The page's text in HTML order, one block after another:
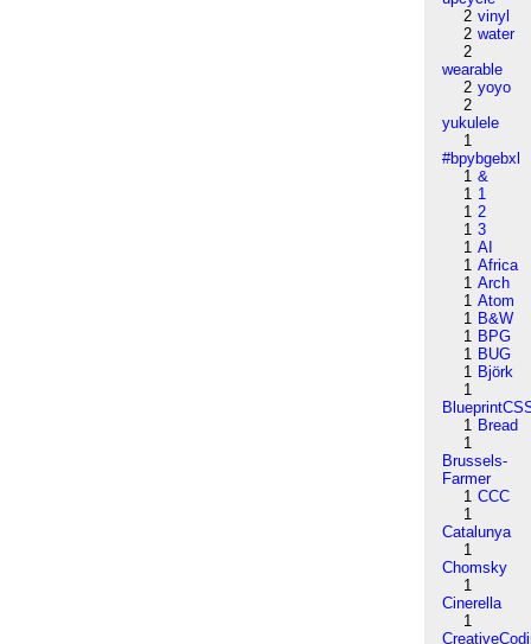
2 vinyl
2 water
2
wearable
2 yoyo
2
yukulele
1
#bpybgebxl
1 &
1 1
1 2
1 3
1 AI
1 Africa
1 Arch
1 Atom
1 B&W
1 BPG
1 BUG
1 Björk
1
1 Bread
1
Brussels-
Farmer
1 CCC
1
Catalunya
1
Chomsky
1
Cinerella
1